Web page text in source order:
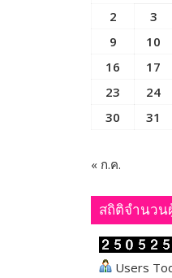
2
3
9
10
16
17
23
24
30
31
« ก.ค.
สถิติจำนวน
Users